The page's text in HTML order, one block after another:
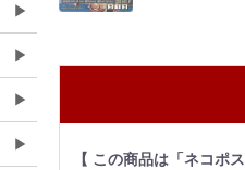
▶
▶
▶
▶
【 この商品は「ネコポ